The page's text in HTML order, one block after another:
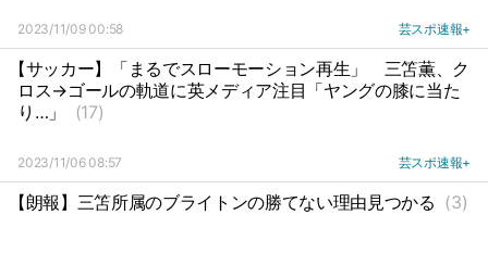
2023/11/09 00:58 芸スポ速報+
【サッカー】「まるでスローモーション再生」
三笘薫、ク
ロス→ゴールの軌道に英メディア注目「ヤングの膝に当た
り…」
(17)
2023/11/06 08:57 芸スポ速報+
【朗報】三笘所属のブライトンの勝てない理由見つかる (3)